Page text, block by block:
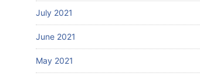
July 2021
June 2021
May 2021